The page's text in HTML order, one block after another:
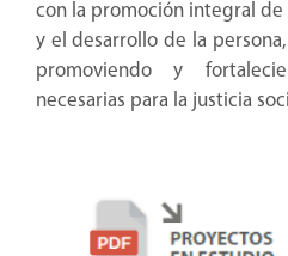
con la promoción integral de
y el desarrollo de la
promoviendo y
necesarias para la justicia